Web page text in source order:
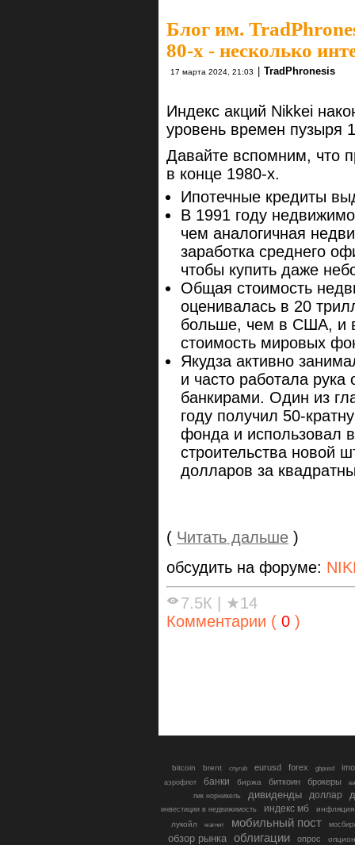
Блог им.
80-x - несколько
17 марта 2024, 21:03 TradPhronesis
Индекс акций Nikkei
уровень времен пузыря
Давайте вспомним, что
в конце 1980-х.
Ипотечные кредиты
В 1991 году
чем аналогичная
заработка среднего
чтобы купить даже
Общая стоимость
оценивалась в 20
больше, чем в США, и
стоимость мировых
Якудза активно
и часто работала
банкирами. Один из
году получил 50-
фонда и использовал
строительства новой
долларов за
( Читать дальше )
обсудить на форуме:
7.5К
★14
Комментарии ( 0 )
bitcoin brent cnyrub eurusd forex gbpusd
аэрофлот банки биржа биткоин брокеры
гмк норникель
дивиденды доллар
инвестиции в недвижимость индекс мб
инфляция
лукойл
магнит мобильный пост
обзор рынка облигации опрос